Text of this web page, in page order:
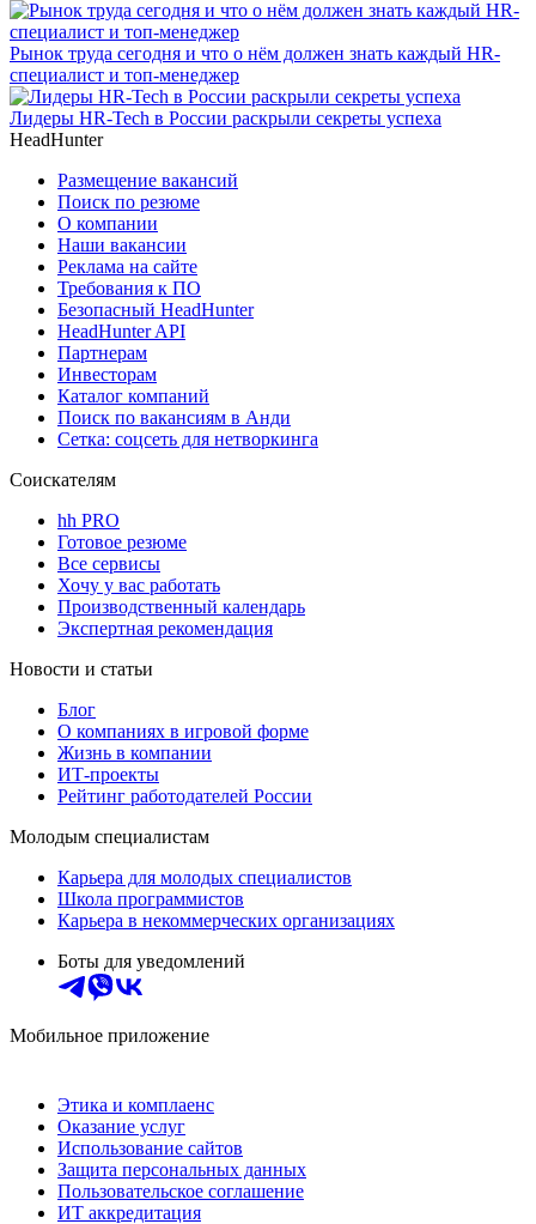
Рынок труда сегодня и что о нём должен знать каждый HR-
специалист и топ-менеджер
Лидеры HR-Tech в России раскрыли секреты успеха
HeadHunter
Размещение вакансий
Поиск по резюме
О компании
Наши вакансии
Реклама на сайте
Требования к ПО
Безопасный HeadHunter
HeadHunter API
Партнерам
Инвесторам
Каталог компаний
Поиск по вакансиям в Анди
Сетка: соцсеть для нетворкинга
Соискателям
hh PRO
Готовое резюме
Все сервисы
Хочу у вас работать
Производственный календарь
Экспертная рекомендация
Новости и статьи
Блог
О компаниях в игровой форме
Жизнь в компании
ИТ-проекты
Рейтинг работодателей России
Молодым специалистам
Карьера для молодых специалистов
Школа программистов
Карьера в некоммерческих организациях
Боты для уведомлений
Мобильное приложение
Этика и комплаенс
Оказание услуг
Использование сайтов
Защита персональных данных
Пользовательское соглашение
ИТ аккредитация